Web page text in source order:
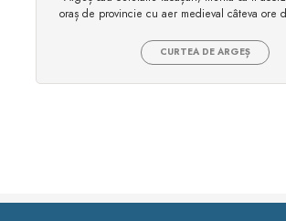
oraș de provincie cu aer medieval câteva ore
CURTEA DE ARGEȘ